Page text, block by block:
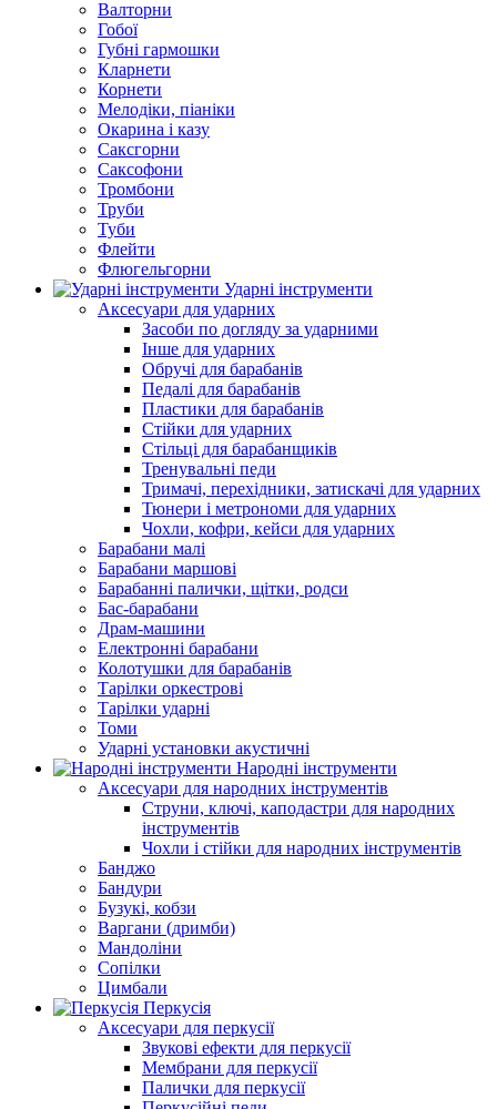
Валторни
Гобої
Губні гармошки
Кларнети
Корнети
Мелодіки, піаніки
Окарина і казу
Саксгорни
Саксофони
Тромбони
Труби
Туби
Флейти
Флюгельгорни
Ударні інструменти
Аксесуари для ударних
Засоби по догляду за ударними
Інше для ударних
Обручі для барабанів
Педалі для барабанів
Пластики для барабанів
Стійки для ударних
Стільці для барабанщиків
Тренувальні педи
Тримачі, перехідники, затискачі для ударних
Тюнери і метрономи для ударних
Чохли, кофри, кейси для ударних
Барабани малі
Барабани маршові
Барабанні палички, щітки, родси
Бас-барабани
Драм-машини
Електронні барабани
Колотушки для барабанів
Тарілки оркестрові
Тарілки ударні
Томи
Ударні установки акустичні
Народні інструменти
Аксесуари для народних інструментів
Струни, ключі, каподастри для народних
інструментів
Чохли і стійки для народних інструментів
Банджо
Бандури
Бузукі, кобзи
Варгани (дримби)
Мандоліни
Сопілки
Цимбали
Перкусія
Аксесуари для перкусії
Звукові ефекти для перкусії
Мембрани для перкусії
Палички для перкусії